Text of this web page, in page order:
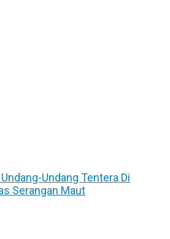
Undang Tentera Di
Serangan Maut